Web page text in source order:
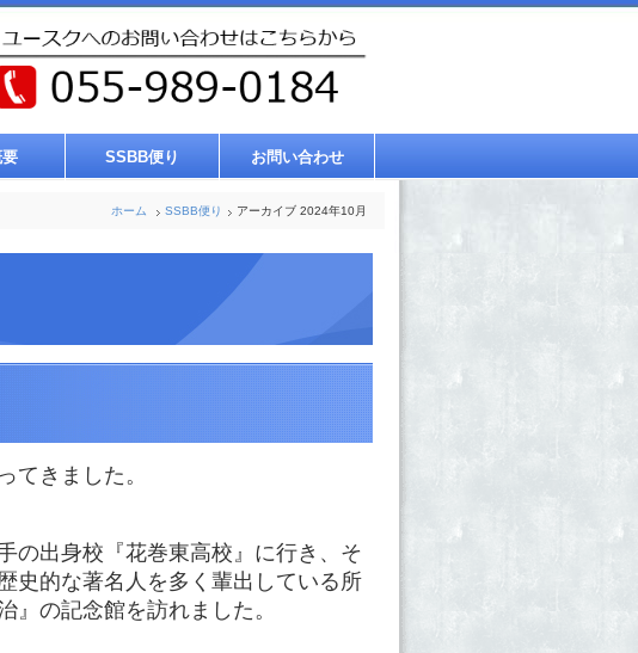
SSBB便り お問い合わせ
ホーム SSBB便り アーカイブ 2024年10月
てきました。
の出身校『花巻東高校』に行き、そ
史的な著名人を多く輩出している所
』の記念館を訪れました。